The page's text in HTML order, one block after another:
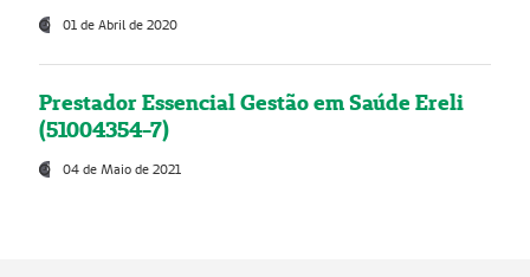
01 de Abril de 2020
Prestador Essencial Gestão em Saúde Ereli
(51004354-7)
04 de Maio de 2021